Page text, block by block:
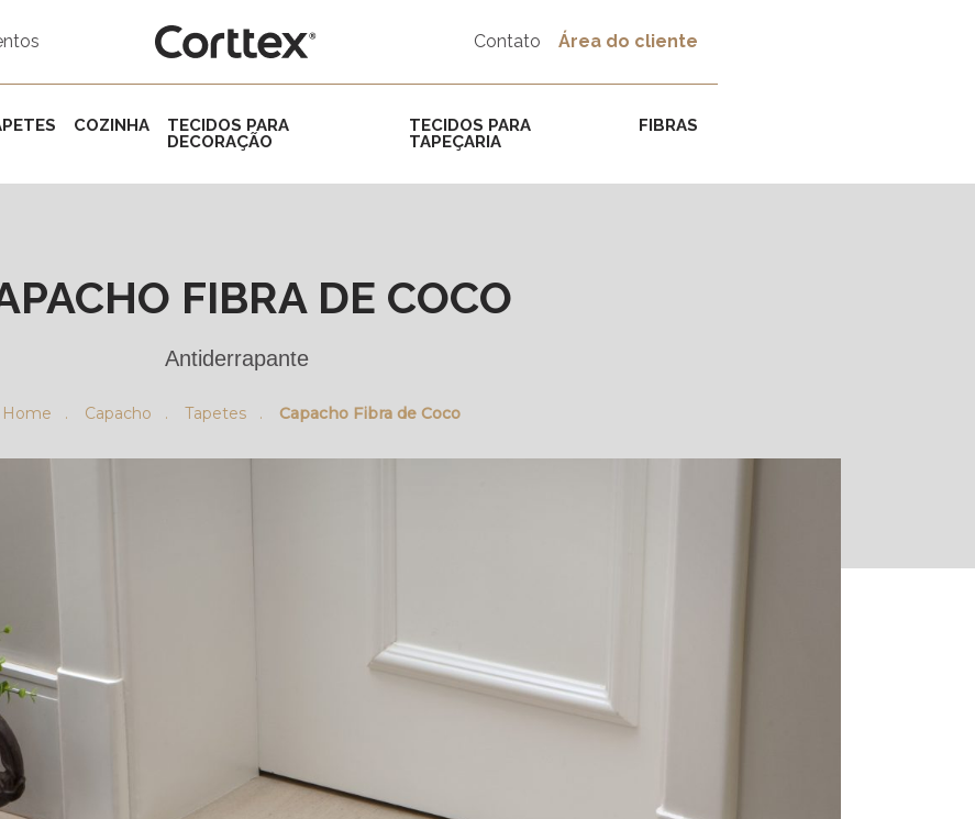
Contato Área do cliente
COZINHA
TECIDOS PARA
DECORAÇÃO
TECIDOS PARA
TAPEÇARIA
FIBRAS
FIBRA DE COCO
Antiderrapante
Home . Capacho . Tapetes . Capacho Fibra de Coco